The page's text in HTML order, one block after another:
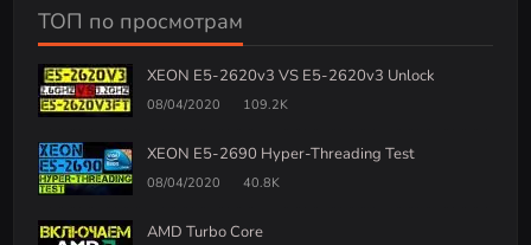
ТОП по просмотрам
XEON E5-2620v3 VS E5-2620v3 Unlock
08/04/2020 109.2K
XEON E5-2690 Hyper-Threading Test
08/04/2020 40.8K
AMD Turbo Core